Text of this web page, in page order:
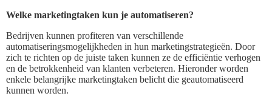
Welke marketingtaken kun je automatiseren?
Bedrijven kunnen profiteren van verschillende
automatiseringsmogelijkheden in hun marketingstrategieën. Door
zich te richten op de juiste taken kunnen ze de efficiëntie verhogen
en de betrokkenheid van klanten verbeteren. Hieronder worden
enkele belangrijke marketingtaken belicht die geautomatiseerd
kunnen worden.